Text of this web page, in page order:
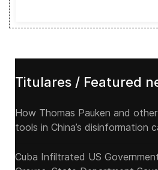
Titulares / Featured
How Thomas Pauken and
tools in China’s disinformation
Cuba Infiltrated US